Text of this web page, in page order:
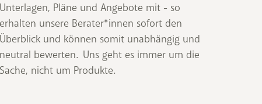
Unterlagen, Pläne und Angebote mit - so
erhalten unsere Berater*innen sofort den
Überblick und können somit unabhängig und
neutral bewerten. Uns geht es immer um die
Sache, nicht um Produkte.